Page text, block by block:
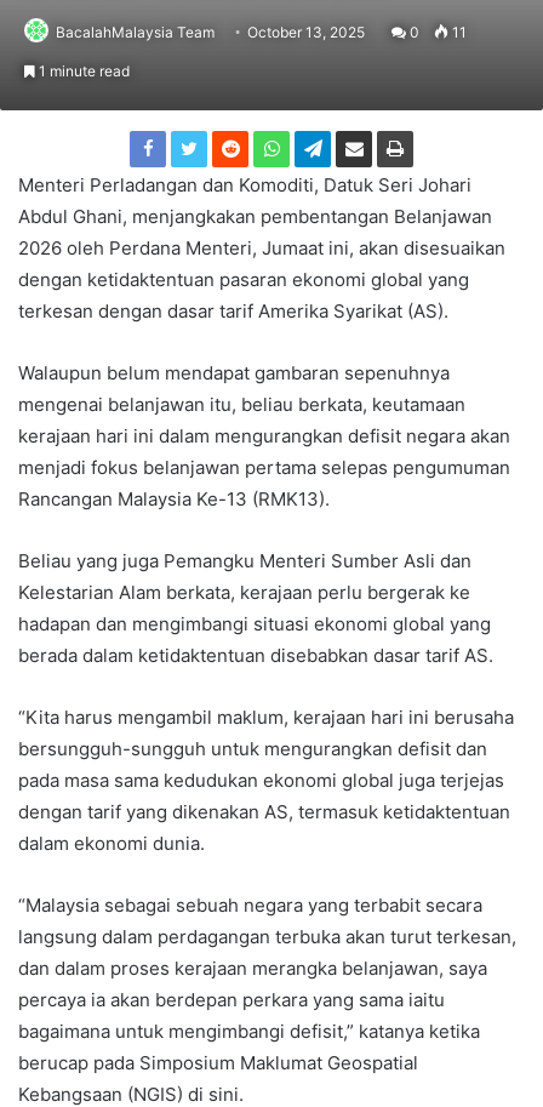
BacalahMalaysia Team October 13, 2025 0 11
1 minute read
Menteri Perladangan dan Komoditi, Datuk Seri Johari
Abdul Ghani, menjangkakan pembentangan Belanjawan
2026 oleh Perdana Menteri, Jumaat ini, akan disesuaikan
dengan ketidaktentuan pasaran ekonomi global yang
terkesan dengan dasar tarif Amerika Syarikat (AS).
Walaupun belum mendapat gambaran sepenuhnya
mengenai belanjawan itu, beliau berkata, keutamaan
kerajaan hari ini dalam mengurangkan defisit negara akan
menjadi fokus belanjawan pertama selepas pengumuman
Rancangan Malaysia Ke-13 (RMK13).
Beliau yang juga Pemangku Menteri Sumber Asli dan
Kelestarian Alam berkata, kerajaan perlu bergerak ke
hadapan dan mengimbangi situasi ekonomi global yang
berada dalam ketidaktentuan disebabkan dasar tarif AS.
“Kita harus mengambil maklum, kerajaan hari ini berusaha
bersungguh-sungguh untuk mengurangkan defisit dan
pada masa sama kedudukan ekonomi global juga terjejas
dengan tarif yang dikenakan AS, termasuk ketidaktentuan
dalam ekonomi dunia.
“Malaysia sebagai sebuah negara yang terbabit secara
langsung dalam perdagangan terbuka akan turut terkesan,
dan dalam proses kerajaan merangka belanjawan, saya
percaya ia akan berdepan perkara yang sama iaitu
bagaimana untuk mengimbangi defisit,” katanya ketika
berucap pada Simposium Maklumat Geospatial
Kebangsaan (NGIS) di sini.